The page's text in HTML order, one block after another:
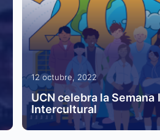
12 octubre, 2022
UCN celebra la
Intercultural